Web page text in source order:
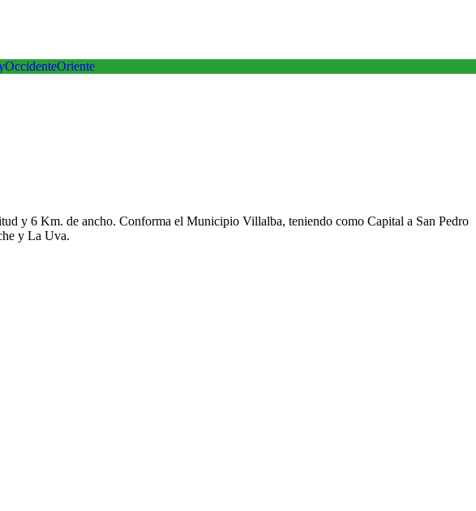
OccidenteOriente
y 6 Km. de ancho. Conforma el Municipio Villalba, teniendo como Capital a San Pedro
y La Uva.